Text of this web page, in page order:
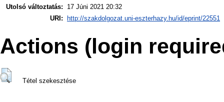
Utolsó változtatás:
17 Júni 2021 20:32
URI:
http://szakdolgozat.uni-eszterhazy.hu/id/eprint/22551
Actions (login
Tétel szekesztése